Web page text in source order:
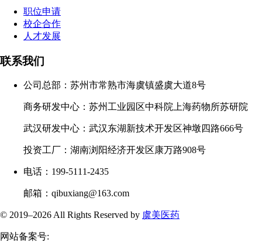
职位申请
校企合作
人才发展
联系我们
公司总部：苏州市常熟市海虞镇盛虞大道8号
商务研发中心：苏州工业园区中科院上海药物所苏研院
武汉研发中心：武汉东湖新技术开发区神墩四路666号
投资工厂：湖南浏阳经济开发区康万路908号
电话：199-5111-2435
邮箱：qibuxiang@163.com
© 2019–2026 All Rights Reserved by 虞美医药
网站备案号: